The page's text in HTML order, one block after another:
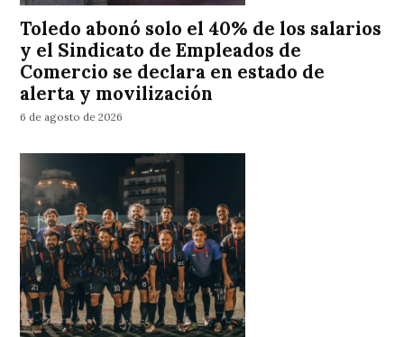
Toledo abonó solo el 40% de los salarios
y el Sindicato de Empleados de
Comercio se declara en estado de
alerta y movilización
6 de agosto de 2026